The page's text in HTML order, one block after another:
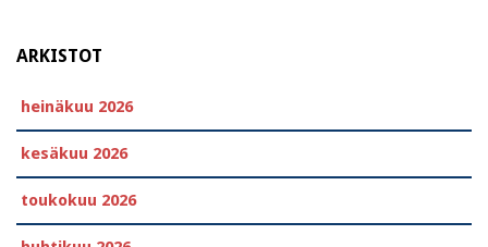
ARKISTOT
heinäkuu 2026
kesäkuu 2026
toukokuu 2026